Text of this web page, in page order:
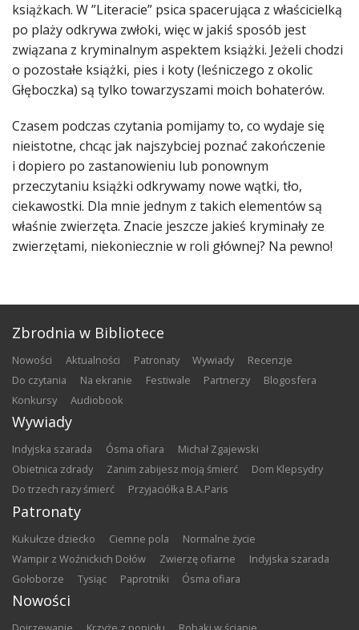
książkach. W ”Literacie” psica spacerująca z właścicielką
po plaży odkrywa zwłoki, więc w jakiś sposób jest
związana z kryminalnym aspektem książki. Jeżeli chodzi
o pozostałe książki, pies i koty (leśniczego z okolic
Głęboczka) są tylko towarzyszami moich bohaterów.
Czasem podczas czytania pomijamy to, co wydaje się
nieistotne, chcąc jak najszybciej poznać zakończenie
i dopiero po zastanowieniu lub ponownym
przeczytaniu książki odkrywamy nowe wątki, tło,
ciekawostki. Dla mnie jednym z takich elementów są
właśnie zwierzęta. Znacie jeszcze jakieś kryminały ze
zwierzętami, niekoniecznie w roli głównej? Na pewno!
Zbrodnia w Bibliotece
nowości aktualności patronaty wywiady
recenzje
do czytania
na ekranie festiwale partnerzy
blogosfera
konkursy
audiobook
Wywiady
Indyjska szarada Ósma ofiara
Michał Zgajewski
Obietnica zdrady
Zanim zabijesz moją śmierć
Dom Klepsydry
Do trzech razy śmierć
Przyjaciółka B.A.Paris
Patronaty
Kukułcze dziecko Ciemne pola
Normalne życie
Wampir z Woźnickich Dołów
Zwierzę ofiarne
Indyjska szarada
Gołoborze
Tysiąc Paprotniki Ósma ofiara
Nowości